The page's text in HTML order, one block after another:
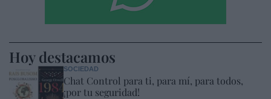
Hoy destacamos
SOCIEDAD
Chat Control para ti, para mí, para todos,
¡por tu seguridad!